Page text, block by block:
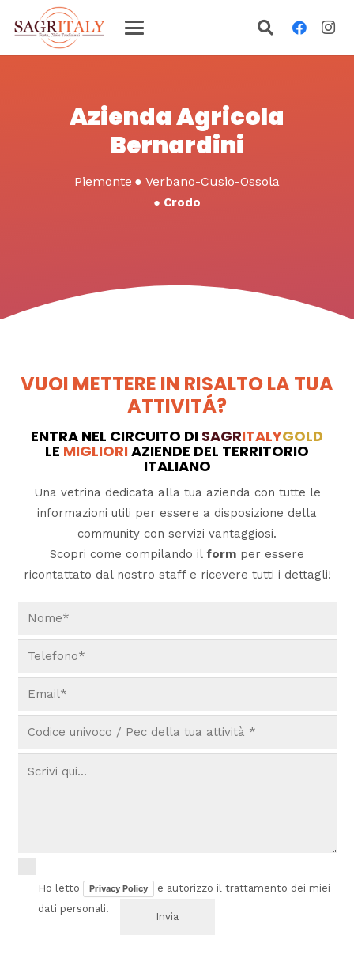
Azienda Agricola
Bernardini
Piemonte ● Verbano-Cusio-Ossola
● Crodo
VUOI METTERE IN RISALTO LA TUA
ATTIVITÁ?
ENTRA NEL CIRCUITO DI SAGRITALYGOLD
LE MIGLIORIAZIENDE DEL TERRITORIO
ITALIANO
Una vetrina dedicata alla tua azienda con tutte le
informazioni utili per essere a disposizione della
community con servizi vantaggiosi.
Scopri come compilando il form per essere
ricontattato dal nostro staff e ricevere tutti i dettagli!
Ho letto Privacy Policy
e autorizzo il trattamento dei miei
dati personali.